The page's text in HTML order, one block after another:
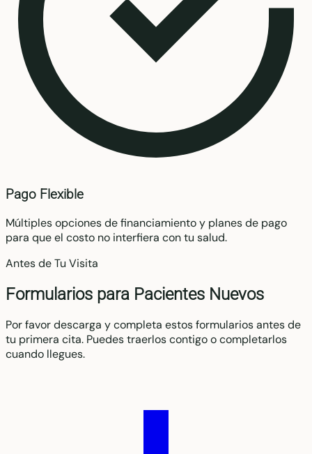
Pago Flexible
Múltiples opciones de financiamiento y planes de pago
para que el costo no interfiera con tu salud.
Antes de Tu Visita
Formularios para Pacientes Nuevos
Por favor descarga y completa estos formularios antes de
tu primera cita. Puedes traerlos contigo o completarlos
cuando llegues.